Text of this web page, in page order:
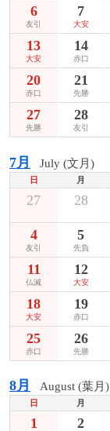
6
友引
7
大安
13
大安
14
赤口
20
赤口
21
先勝
27
先勝
28
友引
7月 July (文月)
日 月
27 28
4
友引
5
先負
11
仏滅
12
大安
18
大安
19
赤口
25
赤口
26
先勝
8月 August (葉月)
日 月
1 2